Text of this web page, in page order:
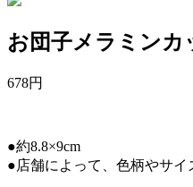
お団子メラミンカ
678円
●約8.8×9cm
●店舗によって、色柄やサイ